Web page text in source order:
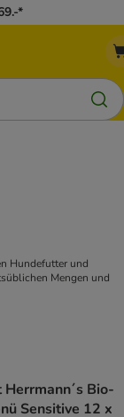
*
Hundefutter und
Mengen und
Bio-
Sensitive 12 x